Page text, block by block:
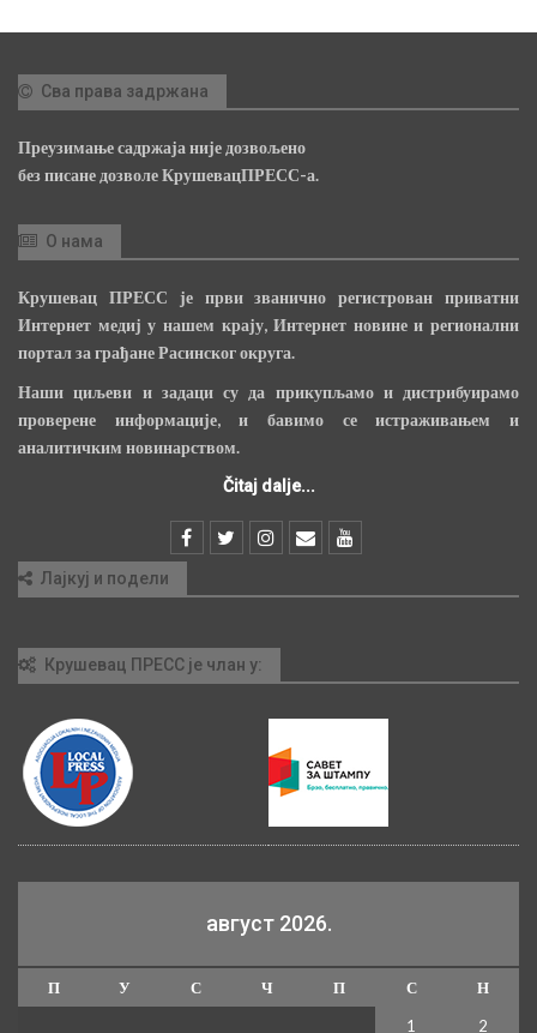
Сва права задржана
Преузимање садржаја није дозвољено
без писане дозволе КрушевацПРЕСС-а.
О нама
Крушевац ПРЕСС је први званично регистрован приватни
Интернет медиј у нашем крају, Интернет новине и регионални
портал за грађане Расинског округа.
Наши циљеви и задаци су да прикупљамо и дистрибуирамо
проверене информације, и бавимо се истраживањем и
аналитичким новинарством.
Čitaj dalje...
Лајкуј и подели
Крушевац ПРЕСС је члан у:
август 2026.
П У С Ч П С
Н
1
2